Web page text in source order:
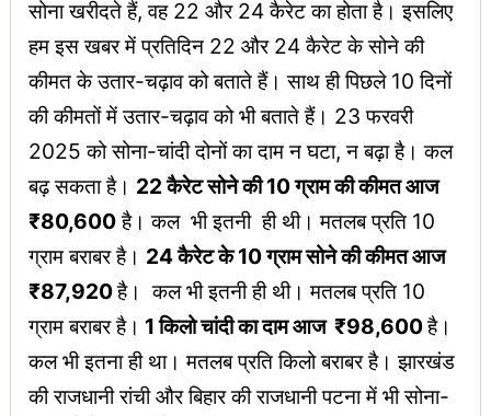
सोना खरीदते हैं, वह 22 और 24 कैरेट का होता है। इसलिए
हम इस खबर में प्रतिदिन 22 और 24 कैरेट के सोने की
कीमत के उतार-चढ़ाव को बताते हैं। साथ ही पिछले 10 दिनों
की कीमतों में उतार-चढ़ाव को भी बताते हैं। 23 फरवरी
2025 को सोना-चांदी दोनों का दाम न घटा, न बढ़ा है। कल
बढ़ सकता है। 22 कैरेट सोने की 10 ग्राम की कीमत आज
₹80,600है। कल भी इतनी ही थी। मतलब प्रति 10
ग्राम बराबर है। 24 कैरेट के 10 ग्राम सोने की कीमत आज
₹87,920है। कल भी इतनी ही थी। मतलब प्रति 10
ग्राम बराबर है। 1 किलो चांदी का दाम आज ₹98,600है।
कल भी इतना ही था। मतलब प्रति किलो बराबर है। झारखंड
की राजधानी रांची और बिहार की राजधानी पटना में भी सोना-